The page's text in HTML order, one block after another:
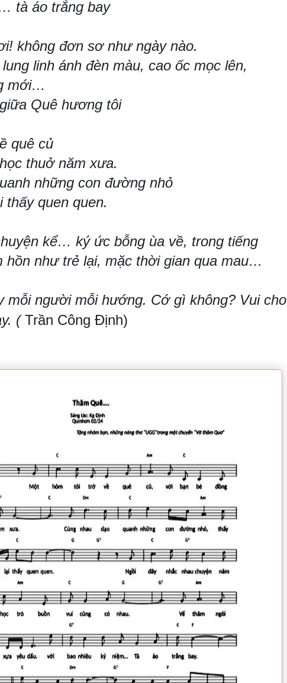
tà áo trắng bay
không đơn sơ như ngày nào.
linh ánh đèn màu, cao ốc mọc lên,
mới…
Quê hương tôi
quê củ
thuở năm xưa.
những con đường nhỏ
thấy quen quen.
kể… ký ức bỗng ùa về, trong tiếng
hồn như trẻ lại, mặc thời gian qua mau…
mỗi người mỗi hướng. Cớ gì không? Vui cho
(Trần Công Định)